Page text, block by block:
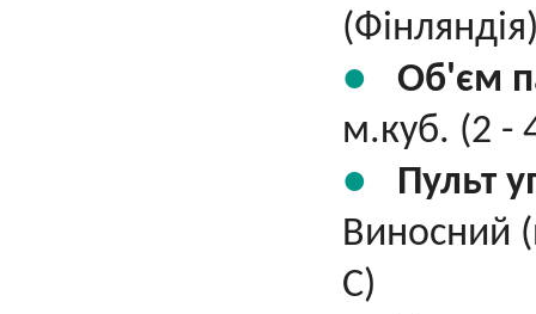
Об'єм
м.куб. (2 -
Пульт
Виносний
С)